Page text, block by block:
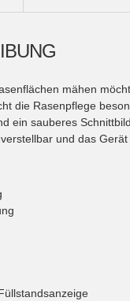
mähen
die Rasenpflege
ein sauberes
und das